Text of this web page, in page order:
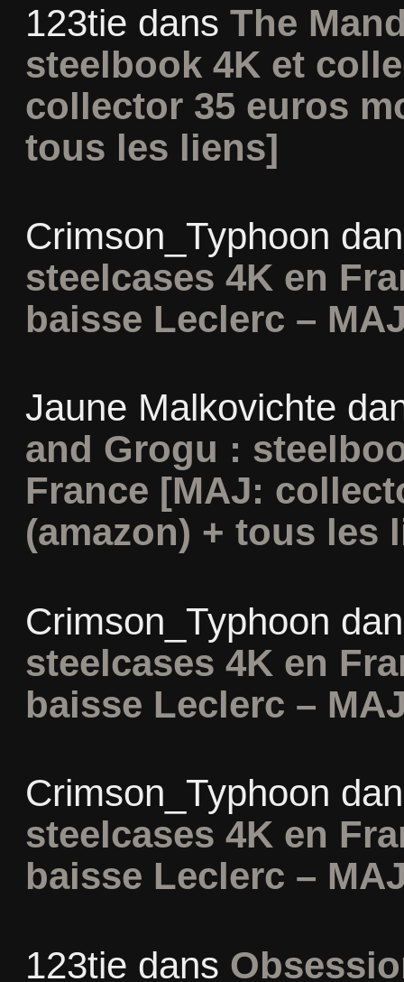
123tie dans The
steelbook 4K et
collector 35 euros
tous les liens]
Crimson_Typhoon
steelcases 4K en
baisse Leclerc –
Jaune Malkovichte
and Grogu :
France [MAJ:
(amazon) + tous les
Crimson_Typhoon
steelcases 4K en
baisse Leclerc –
Crimson_Typhoon
steelcases 4K en
baisse Leclerc –
123tie dans